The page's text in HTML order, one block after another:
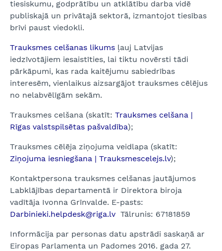
tiesiskumu, godprātību un atklātību darba vidē
publiskajā un privātajā sektorā, izmantojot tiesības
brīvi paust viedokli.
Trauksmes celšanas likums ļauj Latvijas
iedzīvotājiem iesaistīties, lai tiktu novērsti tādi
pārkāpumi, kas rada kaitējumu sabiedrības
interesēm, vienlaikus aizsargājot trauksmes cēlējus
no nelabvēlīgām sekām.
Trauksmes celšana (skatīt: Trauksmes celšana |
Rīgas valstspilsētas pašvaldība);
Trauksmes cēlēja ziņojuma veidlapa (skatīt:
Ziņojuma iesniegšana | Trauksmescelejs.lv);
Kontaktpersona trauksmes celšanas jautājumos
Labklājības departamentā ir Direktora biroja
vadītāja Ivonna Grīnvalde. E-pasts:
Darbinieki.helpdesk@riga.lv Tālrunis: 67181859
Informācija par personas datu apstrādi saskaņā ar
Eiropas Parlamenta un Padomes 2016. gada 27.